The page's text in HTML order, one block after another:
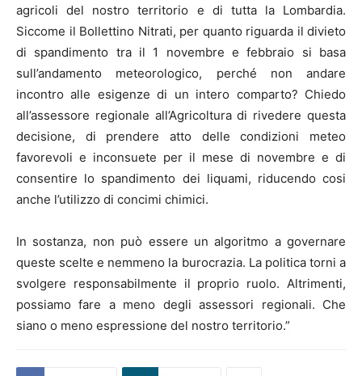
agricoli del nostro territorio e di tutta la Lombardia.
Siccome il Bollettino Nitrati, per quanto riguarda il divieto
di spandimento tra il 1 novembre e febbraio si basa
sull’andamento meteorologico, perché non andare
incontro alle esigenze di un intero comparto? Chiedo
all’assessore regionale all’Agricoltura di rivedere questa
decisione, di prendere atto delle condizioni meteo
favorevoli e inconsuete per il mese di novembre e di
consentire lo spandimento dei liquami, riducendo cosi
anche l’utilizzo di concimi chimici.
In sostanza, non può essere un algoritmo a governare
queste scelte e nemmeno la burocrazia. La politica torni a
svolgere responsabilmente il proprio ruolo. Altrimenti,
possiamo fare a meno degli assessori regionali. Che
siano o meno espressione del nostro territorio.”